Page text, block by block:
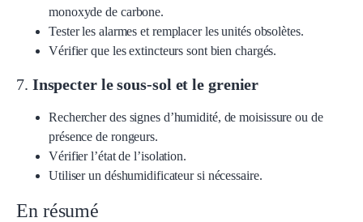
monoxyde de carbone.
Tester les alarmes et remplacer les unités obsolètes.
Vérifier que les extincteurs sont bien chargés.
7. Inspecter le sous-sol et le grenier
Rechercher des signes d’humidité, de moisissure ou de
présence de rongeurs.
Vérifier l’état de l’isolation.
Utiliser un déshumidificateur si nécessaire.
En résumé